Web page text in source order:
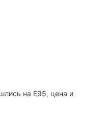
на Е95, цена и